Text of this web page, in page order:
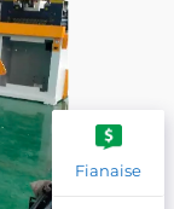
Fianaise